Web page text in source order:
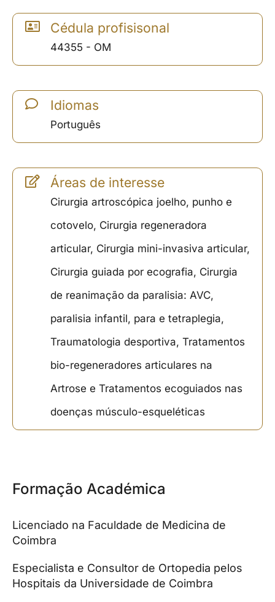
Cédula profisisonal
44355 - OM
Idiomas
Português
Áreas de interesse
Cirurgia artroscópica joelho, punho e
cotovelo, Cirurgia regeneradora
articular, Cirurgia mini-invasiva articular,
Cirurgia guiada por ecografia, Cirurgia
de reanimação da paralisia: AVC,
paralisia infantil, para e tetraplegia,
Traumatologia desportiva, Tratamentos
bio-regeneradores articulares na
Artrose e Tratamentos ecoguiados nas
doenças músculo-esqueléticas
Formação Académica
Licenciado na Faculdade de Medicina de
Coimbra
Especialista e Consultor de Ortopedia pelos
Hospitais da Universidade de Coimbra